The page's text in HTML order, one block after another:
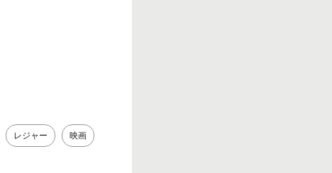
レジャー 映画